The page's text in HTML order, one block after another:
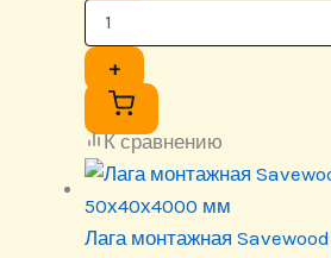
+
К сравнению
Лага монтажная